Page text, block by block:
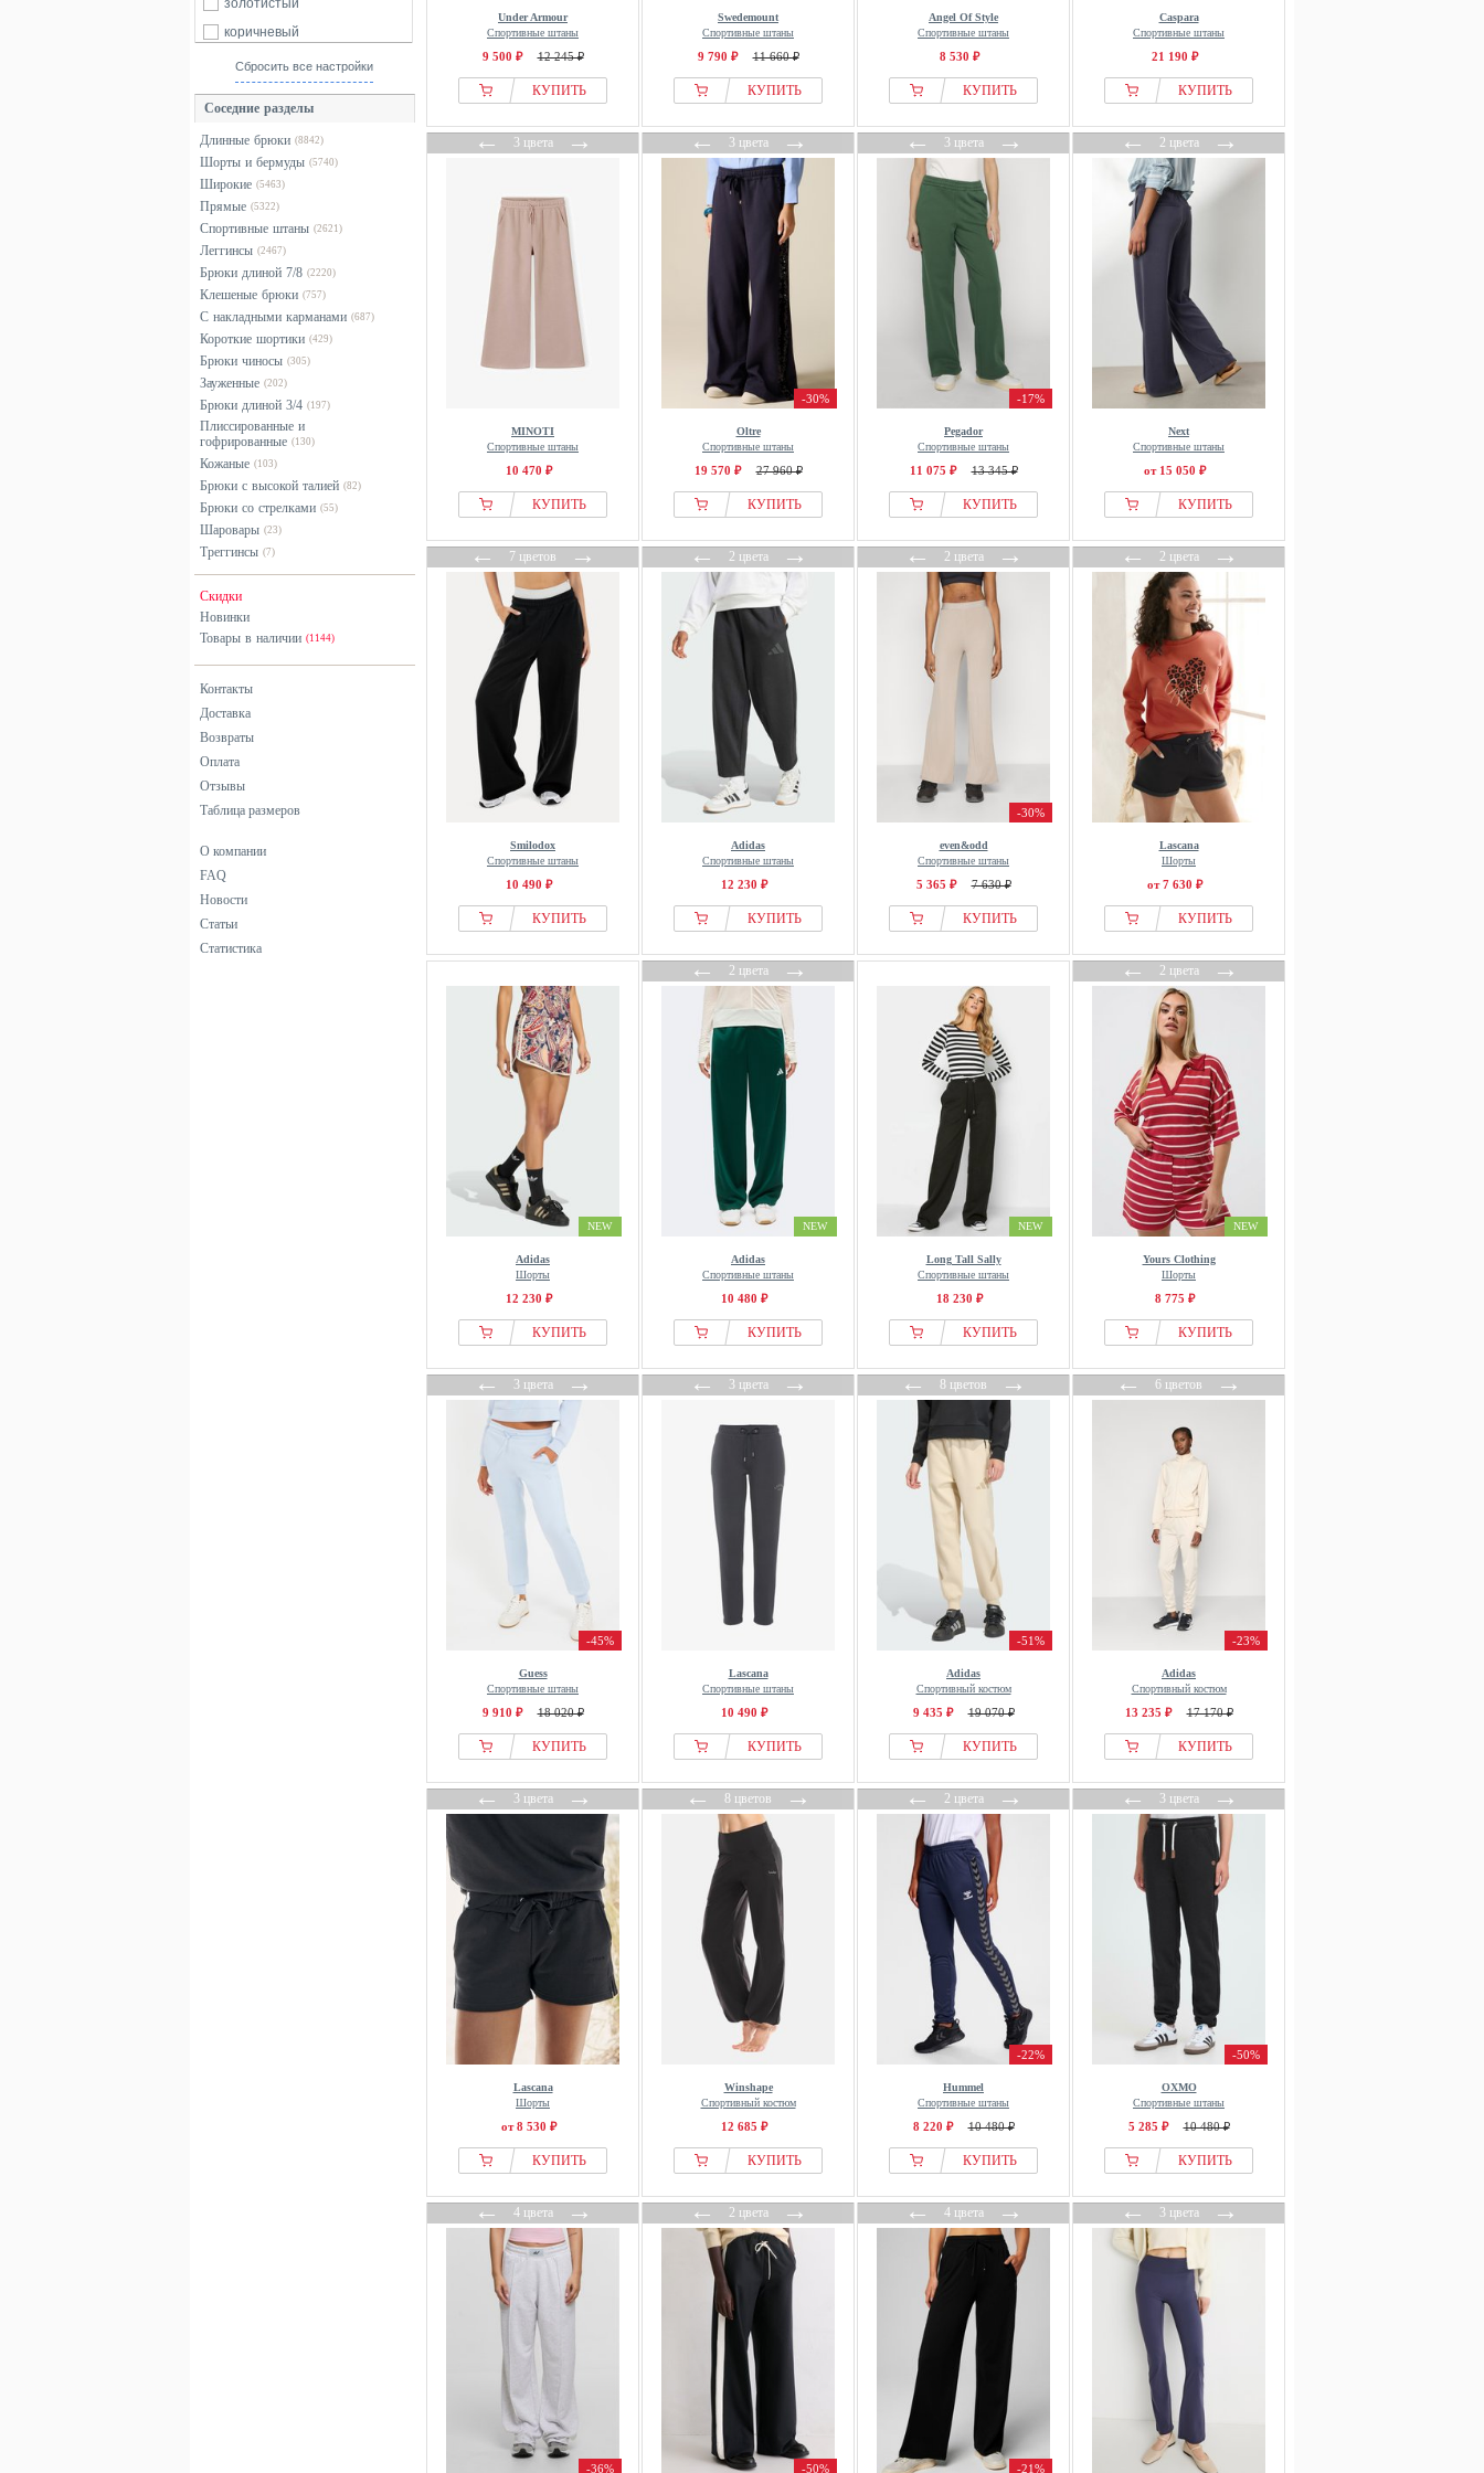
Barrow
BAUM UND PFERDGARTEN
BDG Urban Outfitters
Beach Time
BELLEMERE
Bershka
Betty & Co
Betty Barclay
Billabong
BIZUU
Bjorn Borg
blue shadow
Bogner
BonA Parte
Born Living Yoga
Brave Soul
BRAX
Brooks
Buffalo
BY IC
C&City
Cache Cache
Cache Coeur
Calliope
Cardio Bunny
Carhartt WIP
золотистый
коричневый
красный
разноцветный
розовый
серый
синий
хаки
черный
Сбросить все настройки
Соседние разделы
Длинные брюки (8842)
Шорты и бермуды (5740)
Широкие (5463)
Прямые (5322)
Спортивные штаны (2621)
Леггинсы (2467)
Брюки длиной 7/8 (2220)
Клешеные брюки (757)
С накладными карманами (687)
Короткие шортики (429)
Брюки чиносы (305)
Зауженные (202)
Брюки длиной 3/4 (197)
Плиссированные и
гофрированные (130)
Кожаные (103)
Брюки с высокой талией (82)
Брюки со стрелками (55)
Шаровары (23)
Треггинсы (7)
Скидки
Новинки
Товары в наличии (1144)
Контакты
Доставка
Возвраты
Оплата
Отзывы
Таблица размеров
О компании
FAQ
Новости
Статьи
Статистика
Under Armour
Спортивные штаны
9 500 ₽ 12 245 ₽
КУПИТЬ
Swedemount
Спортивные штаны
9 790 ₽ 11 660 ₽
КУПИТЬ
Angel Of Style
Спортивные штаны
8 530 ₽
КУПИТЬ
Caspara
Спортивные штаны
21 190 ₽
КУПИТЬ
←3 цвета→
MINOTI
Спортивные штаны
10 470 ₽
КУПИТЬ
←3 цвета→
-30%
Oltre
Спортивные штаны
19 570 ₽ 27 960 ₽
КУПИТЬ
←3 цвета→
-17%
Pegador
Спортивные штаны
11 075 ₽ 13 345 ₽
КУПИТЬ
←2 цвета→
Next
Спортивные штаны
от 15 050 ₽
КУПИТЬ
←7 цветов→
Smilodox
Спортивные штаны
10 490 ₽
КУПИТЬ
←2 цвета→
Adidas
Спортивные штаны
12 230 ₽
КУПИТЬ
←2 цвета→
-30%
even&odd
Спортивные штаны
5 365 ₽ 7 630 ₽
КУПИТЬ
←2 цвета→
Lascana
Шорты
от 7 630 ₽
КУПИТЬ
NEW
Adidas
Шорты
12 230 ₽
КУПИТЬ
←2 цвета→
NEW
Adidas
Спортивные штаны
10 480 ₽
КУПИТЬ
NEW
Long Tall Sally
Спортивные штаны
18 230 ₽
КУПИТЬ
←2 цвета→
NEW
Yours Clothing
Шорты
8 775 ₽
КУПИТЬ
←3 цвета→
-45%
Guess
Спортивные штаны
9 910 ₽ 18 020 ₽
КУПИТЬ
←3 цвета→
Lascana
Спортивные штаны
10 490 ₽
КУПИТЬ
←8 цветов→
-51%
Adidas
Спортивный костюм
9 435 ₽ 19 070 ₽
КУПИТЬ
←6 цветов→
-23%
Adidas
Спортивный костюм
13 235 ₽ 17 170 ₽
КУПИТЬ
←3 цвета→
Lascana
Шорты
от 8 530 ₽
КУПИТЬ
←8 цветов→
Winshape
Спортивный костюм
12 685 ₽
КУПИТЬ
←2 цвета→
-22%
Hummel
Спортивные штаны
8 220 ₽ 10 480 ₽
КУПИТЬ
←3 цвета→
-50%
OXMO
Спортивные штаны
5 285 ₽ 10 480 ₽
КУПИТЬ
←4 цвета→
-36%
←2 цвета→
-50%
←4 цвета→
-21%
←3 цвета→